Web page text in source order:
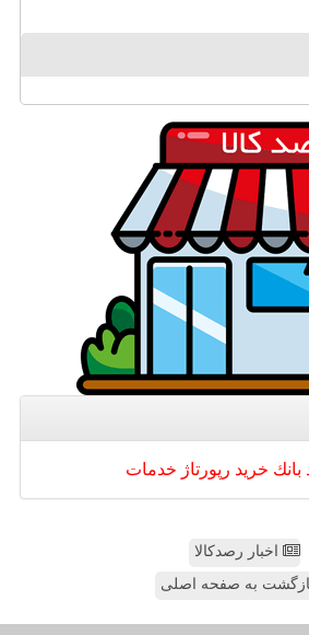
بانك خرید رپورتاژ خدمات
اخبار رصدکالا
به صفحه اصلی